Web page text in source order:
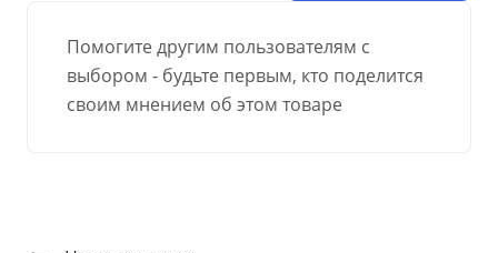
Помогите другим пользователям с
выбором - будьте первым, кто поделится
своим мнением об этом товаре